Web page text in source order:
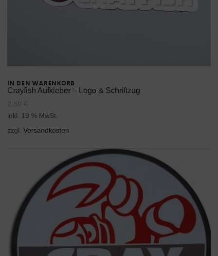
IN DEN WARENKORB
Crayfish Aufkleber – Logo & Schriftzug
inkl. 19 % MwSt.
zzgl. Versandkosten